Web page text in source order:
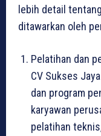
lebih detail
ditawarkan oleh
Pelatihan dan
CV Sukses
dan program
karyawan
pelatihan